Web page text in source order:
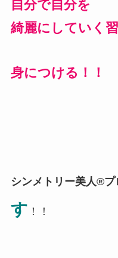
自分で自分を
綺麗にしていく
身につける！！
シンメトリー美人®プ
す ！！